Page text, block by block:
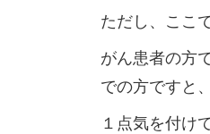
ただし、ここ
がん患者の方
での方ですと
１点気を付け